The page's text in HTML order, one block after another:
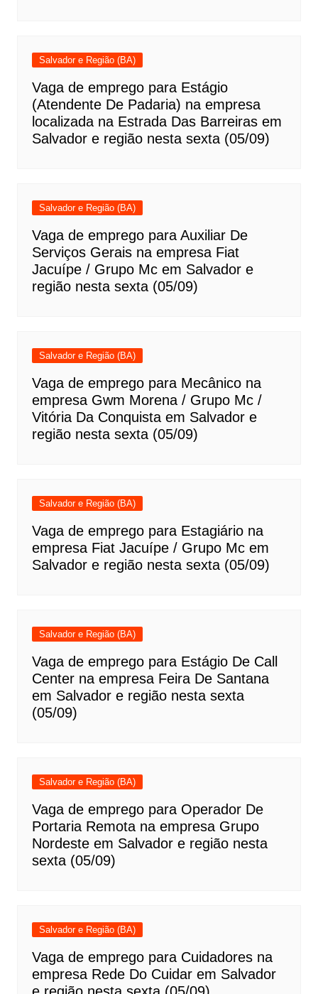
Salvador e Região (BA)
Vaga de emprego para Estágio
(Atendente De Padaria) na empresa
localizada na Estrada Das Barreiras em
Salvador e região nesta sexta (05/09)
Salvador e Região (BA)
Vaga de emprego para Auxiliar De
Serviços Gerais na empresa Fiat
Jacuípe / Grupo Mc em Salvador e
região nesta sexta (05/09)
Salvador e Região (BA)
Vaga de emprego para Mecânico na
empresa Gwm Morena / Grupo Mc /
Vitória Da Conquista em Salvador e
região nesta sexta (05/09)
Salvador e Região (BA)
Vaga de emprego para Estagiário na
empresa Fiat Jacuípe / Grupo Mc em
Salvador e região nesta sexta (05/09)
Salvador e Região (BA)
Vaga de emprego para Estágio De Call
Center na empresa Feira De Santana
em Salvador e região nesta sexta
(05/09)
Salvador e Região (BA)
Vaga de emprego para Operador De
Portaria Remota na empresa Grupo
Nordeste em Salvador e região nesta
sexta (05/09)
Salvador e Região (BA)
Vaga de emprego para Cuidadores na
empresa Rede Do Cuidar em Salvador